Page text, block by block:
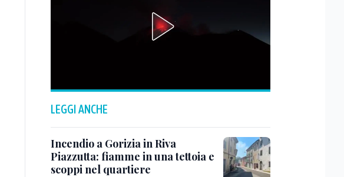
LEGGI ANCHE
Incendio a Gorizia in Riva
Piazzutta: fiamme in una tettoia e
scoppi nel quartiere